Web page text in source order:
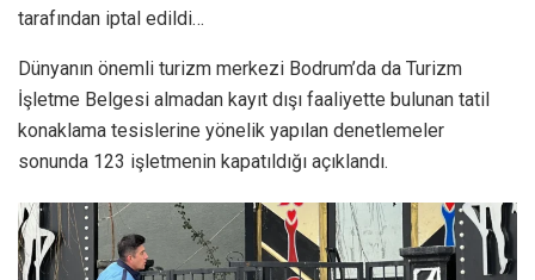
tarafından iptal edildi…
Dünyanın önemli turizm merkezi Bodrum’da da Turizm
İşletme Belgesi almadan kayıt dışı faaliyette bulunan tatil
konaklama tesislerine yönelik yapılan denetlemeler
sonunda 123 işletmenin kapatıldığı açıklandı.